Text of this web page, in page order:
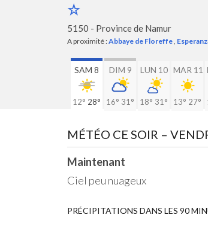
5150 - Province de Namur
A proximité :Abbaye de Floreffe,
SAM 8
12° 28°
DIM 9
16° 31°
LUN 10
18° 31°
MAR 11
13° 27°
MÉTÉO CE SOIR –
Maintenant
Ciel peu nuageux
PRÉCIPITATIONS DANS LES 90